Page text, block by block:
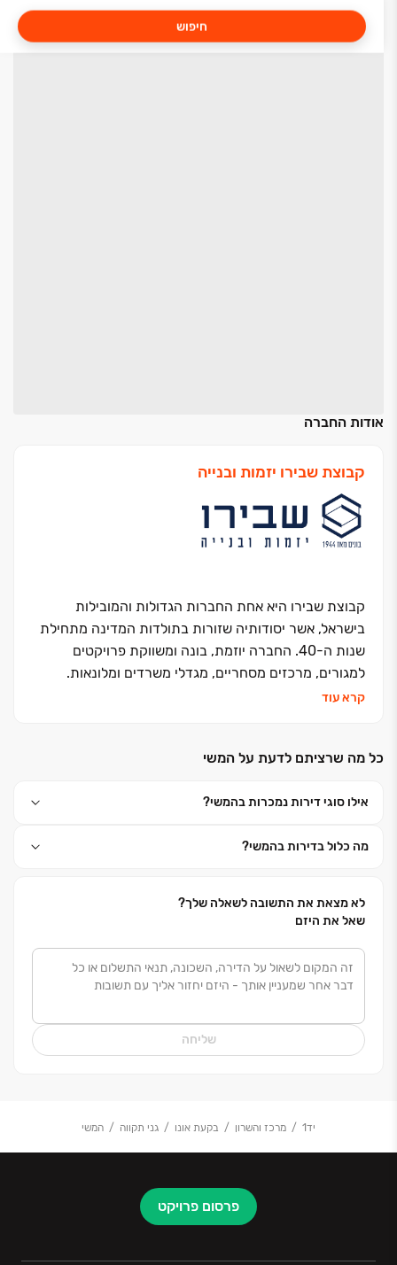
חיפוש
אודות החברה
קבוצת שבירו יזמות ובנייה
קבוצת שבירו היא אחת החברות הגדולות והמובילות
בישראל, אשר יסודותיה שזורות בתולדות המדינה מתחילת
שנות ה-40. החברה יוזמת, בונה ומשווקת פרויקטים
למגורים, מרכזים מסחריים, מגדלי משרדים ומלונאות.
החברה, בבעלותם של עו"ד רונית שבירו ורמי שבירו,
ומבצעת כ- 6,500 יחידות דיור נוספות. האני מאמין שלה -
והצלחה הן אבני הדרך שעליהן צועדת החברה. החברה
ופועלת מתוך אמונה פנימית חזקה כי עשייתה תורמת
קרא עוד
כל מה שרציתם לדעת על המשי
אילו סוגי דירות נמכרות בהמשי?
מה כלול בדירות בהמשי?
לא מצאת את התשובה לשאלה שלך?
שאל את היזם
שליחה
יד1 מרכז והשרון בקעת אונו גני תקווה המשי
פרסום פרויקט